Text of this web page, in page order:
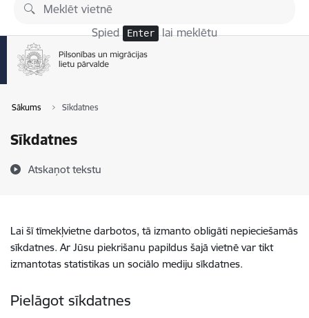
Pāriet uz lapas saturu
Spied Enter lai meklētu
Sākums Sīkdatnes
Sīkdatnes
Atskaņot tekstu
Lai šī tīmekļvietne darbotos, tā izmanto obligāti nepieciešamās
sīkdatnes. Ar Jūsu piekrišanu papildus šajā vietnē var tikt
izmantotas statistikas un sociālo mediju sīkdatnes.
Pielāgot sīkdatnes